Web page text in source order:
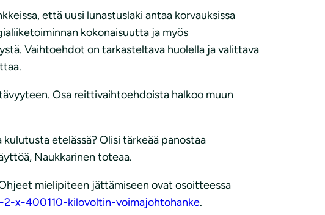
että uusi lunastuslaki antaa korvauksissa
kokonaisuutta ja myös
Vaihtoehdot on tarkasteltava huolella ja valittava
Osa reittivaihtoehdoista halkoo muun
etelässä? Olisi tärkeää panostaa
Naukkarinen toteaa.
mielipiteen jättämiseen ovat osoitteessa
x-400110-kilovoltin-voimajohtohanke.